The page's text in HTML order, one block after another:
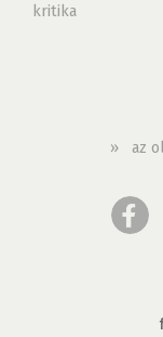
kritika
» az